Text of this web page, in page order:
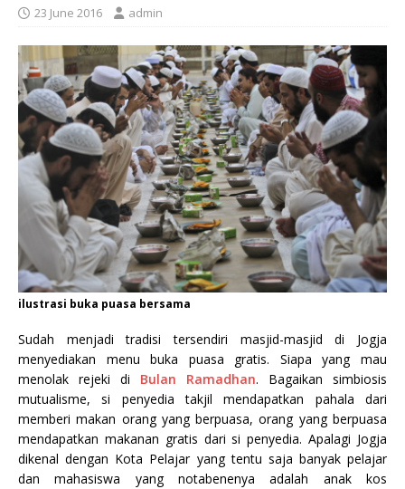
23 June 2016 admin
ilustrasi buka puasa bersama
Sudah menjadi tradisi tersendiri masjid-masjid di Jogja
menyediakan menu buka puasa gratis. Siapa yang mau
menolak rejeki di Bulan Ramadhan. Bagaikan simbiosis
mutualisme, si penyedia takjil mendapatkan pahala dari
memberi makan orang yang berpuasa, orang yang berpuasa
mendapatkan makanan gratis dari si penyedia. Apalagi Jogja
dikenal dengan Kota Pelajar yang tentu saja banyak pelajar
dan mahasiswa yang notabenenya adalah anak kos